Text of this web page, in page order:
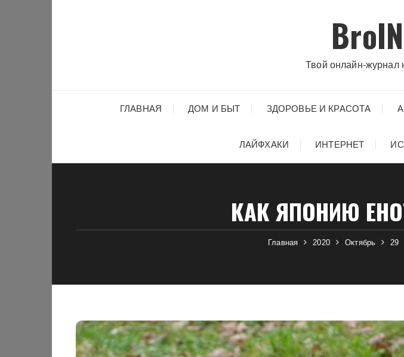
Твой онлайн-журнал
ГЛАВНАЯ ДОМ И БЫТ ЗДОРОВЬЕ И КРАСОТА
ЛАЙФХАКИ ИНТЕРНЕТ
КАК ЯПОНИЮ
Главная 2020 Октябрь 29